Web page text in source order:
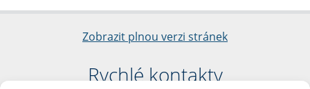
Zobrazit plnou verzi stránek
Rychlé kontakty